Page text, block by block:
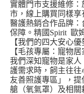
實體門市支援維修
市，線上購買同樣享
醫護熱銷合作品牌
保障。精國Spirit 歐
【我們的四大安心優
【毛孩專屬：寵物
我們深知寵物是家
護需求時，飼主往
友善照護專區」，
艙（氧氣罩）及相關